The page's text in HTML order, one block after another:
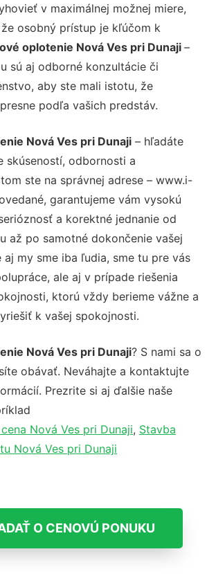
v maximálnej možnej miere,
osobný prístup je kľúčom k
oplotenie Nová Ves pri Dunaji –
sú aj odborné konzultácie či
aby ste mali istotu, že
podľa vašich predstáv.
Nová Ves pri Dunaji – hľadáte
skúseností, odbornosti a
ste na správnej adrese – www.i-
garantujeme vám vysokú
a korektné jednanie od
až po samotné dokončenie vašej
aj my sme iba ľudia, sme tu pre vás
ale aj v prípade riešenia
ktorú vždy berieme vážne a
k vašej spokojnosti.
Nová Ves pri Dunaji? S nami sa o
obávať. Neváhajte a kontaktujte
Prezrite si aj ďalšie naše
Nová Ves pri Dunaji, Stavba
Nová Ves pri Dunaji
O CENOVÚ PONUKU